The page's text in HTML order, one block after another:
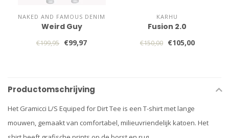
NAKED AND FAMOUS DENIM
Weird Guy
€199,95 €99,97
KARHU
Fusion 2.0
€150,00 €105,00
Productomschrijving
Het Gramicci L/S Equiped for Dirt Tee is een T-shirt met lange
mouwen, gemaakt van comfortabel, milieuvriendelijk katoen. Het